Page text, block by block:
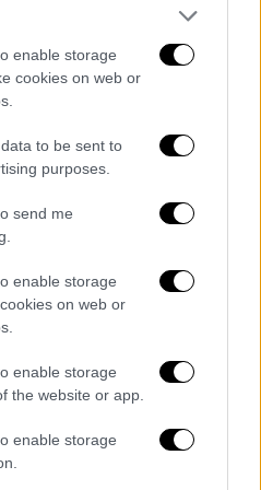
enable storage
cookies on web or
to be sent to
purposes.
send me
enable storage
on web or
enable storage
the website or app.
enable storage
πέφτουν τυχαία
απελπισμένη,
μάνα, η οποία
η Χαρούλα ξεκινάει,
γιο της και έναν
για να τον φέρει
για πρώτη
είναι. Με
Julio Γιώργο Κατσή,
Zans Ansong.
– Σκηνοθεσία: